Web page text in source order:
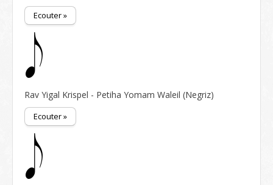
Ecouter »
Rav Yigal Krispel - Petiha Yomam Waleil (Negriz)
Ecouter »